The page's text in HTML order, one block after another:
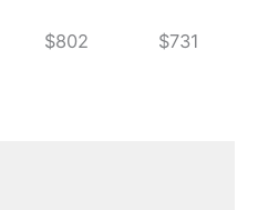
$802 $731